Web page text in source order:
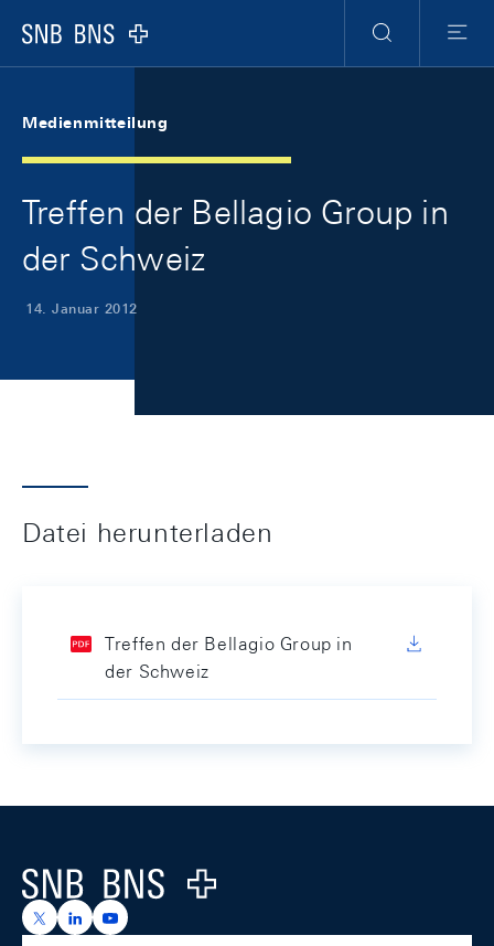
Logo
Suche
Menu
Medienmitteilung
Treffen der Bellagio Group in
der Schweiz
14. Januar 2012
Datei herunterladen
Treffen der Bellagio Group in
der Schweiz
Logo
https://x.com/snb_bns
https://ch.linkedin.com/company/swiss-national-
https://www.youtube.com/@swissnationalbank